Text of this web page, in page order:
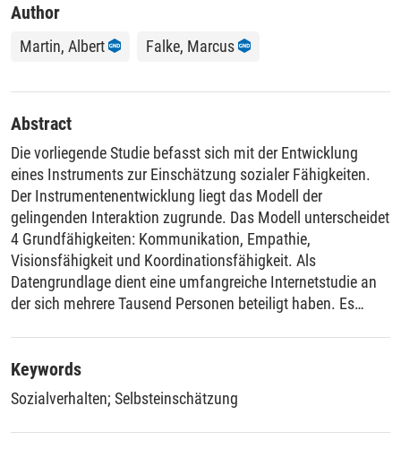
Author
Martin, Albert Falke, Marcus
Abstract
Die vorliegende Studie befasst sich mit der Entwicklung
eines Instruments zur Einschätzung sozialer Fähigkeiten.
Der Instrumentenentwicklung liegt das Modell der
gelingenden Interaktion zugrunde. Das Modell unterscheidet
4 Grundfähigkeiten: Kommunikation, Empathie,
Visionsfähigkeit und Koordinationsfähigkeit. Als
Datengrundlage dient eine umfangreiche Internetstudie an
der sich mehrere Tausend Personen beteiligt haben. Es
Außerdem konnte eine Kurzskala entwickelt werden, die
hinreichend gute Reliabilitätswerte aufweist.
Keywords
Sozialverhalten; Selbsteinschätzung